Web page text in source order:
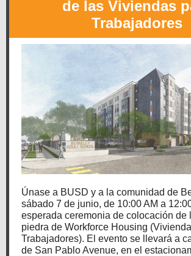
de las Viviendas
Trabajadores
Únase a BUSD y a la comunidad de
sábado 7 de junio, de 10:00 AM a
esperada ceremonia de colocación de
piedra de Workforce Housing
Trabajadores). El evento se llevará a
de San Pablo Avenue, en el